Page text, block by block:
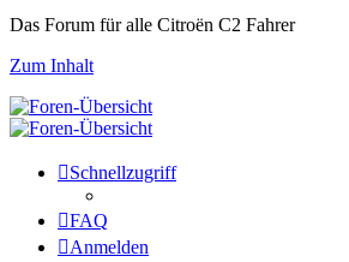
Das Forum für alle Citroën C2 Fahrer
Zum Inhalt
Schnellzugriff
FAQ
Anmelden